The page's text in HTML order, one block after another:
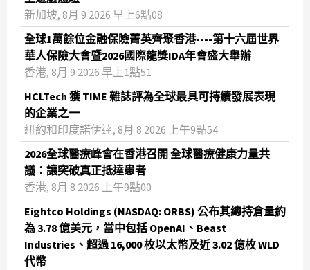
新加坡, 8月 9 2026 早上6點08
全球1萬餘位金融保險菁英齊聚香港----第十六屆世界
華人保險大會暨2026國際龍獎IDA年會盛大舉辦
香港, 8月 9 2026 早上1點51
HCLTech 獲 TIME 雜誌評為全球最具可持續發展表現
的企業之一
紐約和印度諾伊達, 8月 8 2026 上午9點54
2026全球醫療峰會在香港召開 全球醫療健康力量共
議：讓突破真正抵達患者
香港, 8月 8 2026 上午9點00
Eightco Holdings (NASDAQ: ORBS) 公布其總持倉量約
為 3.78 億美元，當中包括 OpenAI、Beast
Industries、超過 16,000 枚以太幣及近 3.02 億枚 WLD
代幣